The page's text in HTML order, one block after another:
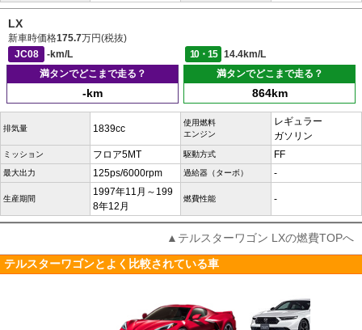
LX
新車時価格175.7万円(税抜)
JC08
-km/L 10・15
14.4km/L
満タンでどこまで走る？
-km
満タンでどこまで走る？
864km
排気量 1839cc
使用燃料
エンジン
レギュラー
ガソリン
ミッション フロア5MT 駆動方式 FF
最大出力 125ps/6000rpm 過給器（ターボ） -
生産期間
1997年11月～199
8年12月
燃費性能 -
▲テルスターワゴン LXの燃費TOPへ
テルスターワゴンとよく比較されている車